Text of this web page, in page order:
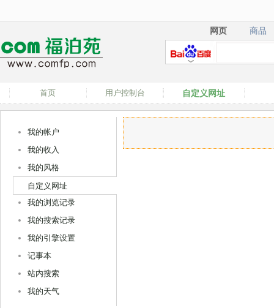
网页
网页 商品
商品
首页 用户控制台 自定义网址
我的帐户
我的收入
我的风格
自定义网址
我的浏览记录
我的搜索记录
我的引擎设置
记事本
站内搜索
我的天气